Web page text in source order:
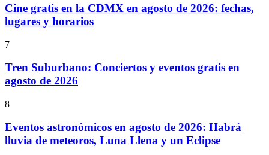
Cine gratis en la CDMX en agosto de 2026: fechas,
lugares y horarios
7
Tren Suburbano: Conciertos y eventos gratis en
agosto de 2026
8
Eventos astronómicos en agosto de 2026: Habrá
lluvia de meteoros, Luna Llena y un Eclipse